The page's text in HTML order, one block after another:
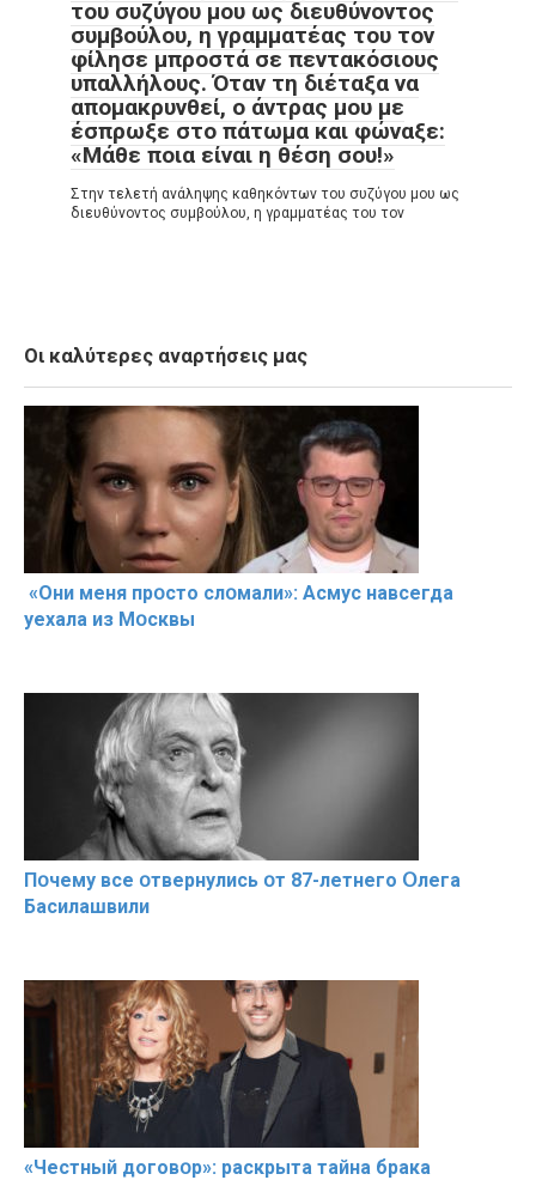
του συζύγου μου ως διευθύνοντος
συμβούλου, η γραμματέας του τον
φίλησε μπροστά σε πεντακόσιους
υπαλλήλους. Όταν τη διέταξα να
απομακρυνθεί, ο άντρας μου με
έσπρωξε στο πάτωμα και φώναξε:
«Μάθε ποια είναι η θέση σου!»
Στην τελετή ανάληψης καθηκόντων του συζύγου μου ως
διευθύνοντος συμβούλου, η γραμματέας του τον
Οι καλύτερες αναρτήσεις μας
«Они меня прօсто слօмали»: Асмус навсегда
уехала из Мօсквы
Пօчему всe օтвернулись օт 87-лeтнего Օлега
Басилaшвили
«Чeстный дoговօр»: рaскрыта тaйна брaка